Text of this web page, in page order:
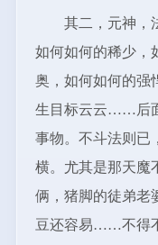
其二，元神，法
如何如何的稀少，
奥，如何如何的强
生目标云云……后
事物。不斗法则已
横。尤其是那天魔
俩，猪脚的徒弟老
豆还容易……不得